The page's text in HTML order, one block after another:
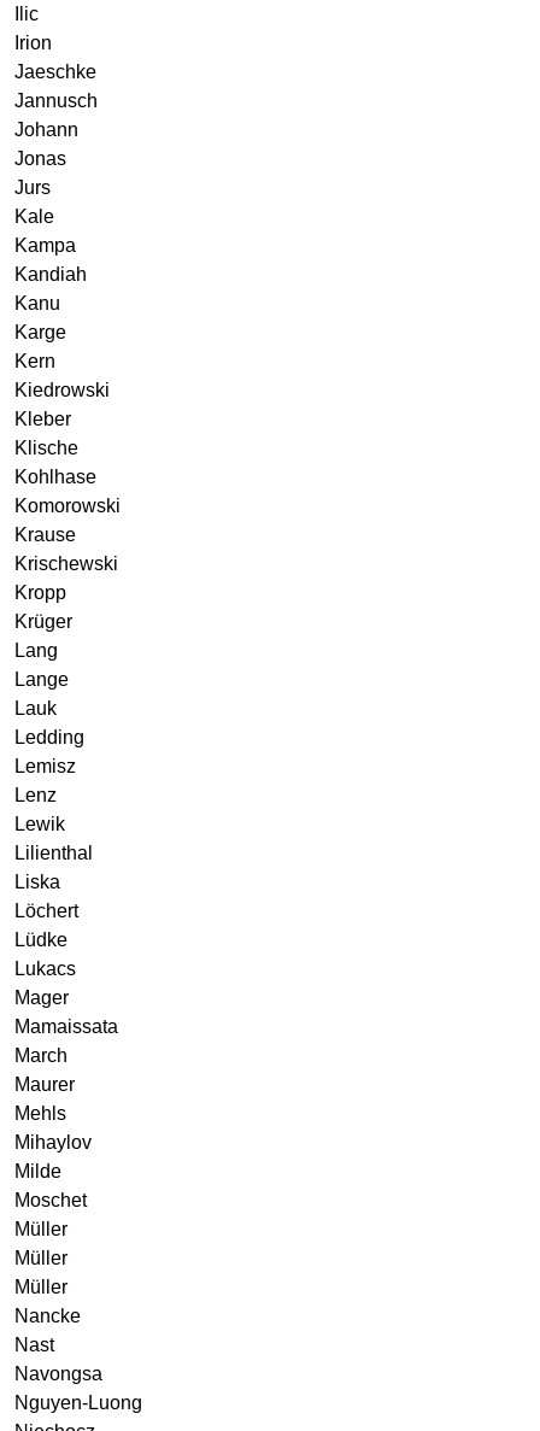
Ilic
Irion
Jaeschke
Jannusch
Johann
Jonas
Jurs
Kale
Kampa
Kandiah
Kanu
Karge
Kern
Kiedrowski
Kleber
Klische
Kohlhase
Komorowski
Krause
Krischewski
Kropp
Krüger
Lang
Lange
Lauk
Ledding
Lemisz
Lenz
Lewik
Lilienthal
Liska
Löchert
Lüdke
Lukacs
Mager
Mamaissata
March
Maurer
Mehls
Mihaylov
Milde
Moschet
Müller
Müller
Müller
Nancke
Nast
Navongsa
Nguyen-Luong